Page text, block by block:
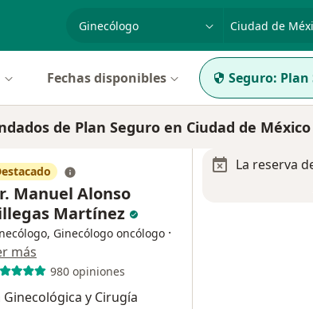
especialidad, enfermedad o nombre
p. ej.
Fechas disponibles Seguro: Plan
de Plan Seguro en Ciudad de México
Manuel Alonso
Martínez
Ginecólogo oncólogo ·
más
980 opiniones
y Cirugía
La reserva